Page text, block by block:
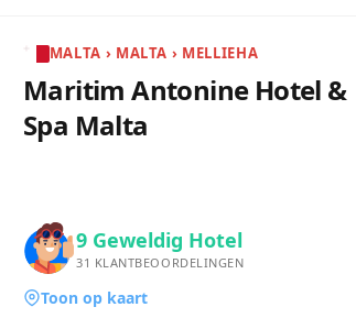
MALTA › MALTA › MELLIEHA
Maritim Antonine Hotel &
Spa Malta
9 Geweldig Hotel
31 KLANTBEOORDELINGEN
Toon op kaart